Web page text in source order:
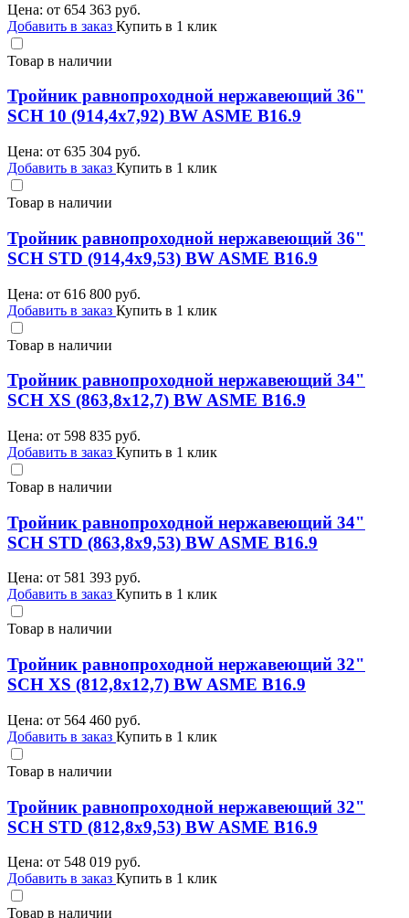
Цена: от 654 363 руб.
Добавить в заказ Купить в 1 клик
Товар в наличии
Тройник равнопроходной нержавеющий 36"
SCH 10 (914,4х7,92) BW ASME B16.9
Цена: от 635 304 руб.
Добавить в заказ Купить в 1 клик
Товар в наличии
Тройник равнопроходной нержавеющий 36"
SCH STD (914,4х9,53) BW ASME B16.9
Цена: от 616 800 руб.
Добавить в заказ Купить в 1 клик
Товар в наличии
Тройник равнопроходной нержавеющий 34"
SCH XS (863,8х12,7) BW ASME B16.9
Цена: от 598 835 руб.
Добавить в заказ Купить в 1 клик
Товар в наличии
Тройник равнопроходной нержавеющий 34"
SCH STD (863,8х9,53) BW ASME B16.9
Цена: от 581 393 руб.
Добавить в заказ Купить в 1 клик
Товар в наличии
Тройник равнопроходной нержавеющий 32"
SCH XS (812,8х12,7) BW ASME B16.9
Цена: от 564 460 руб.
Добавить в заказ Купить в 1 клик
Товар в наличии
Тройник равнопроходной нержавеющий 32"
SCH STD (812,8х9,53) BW ASME B16.9
Цена: от 548 019 руб.
Добавить в заказ Купить в 1 клик
Товар в наличии